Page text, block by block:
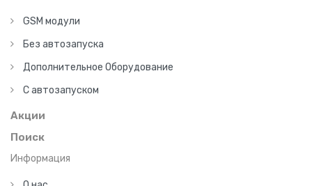
GSM модули
Без автозапуска
Дополнительное Оборудование
С автозапуском
Акции
Поиск
Информация